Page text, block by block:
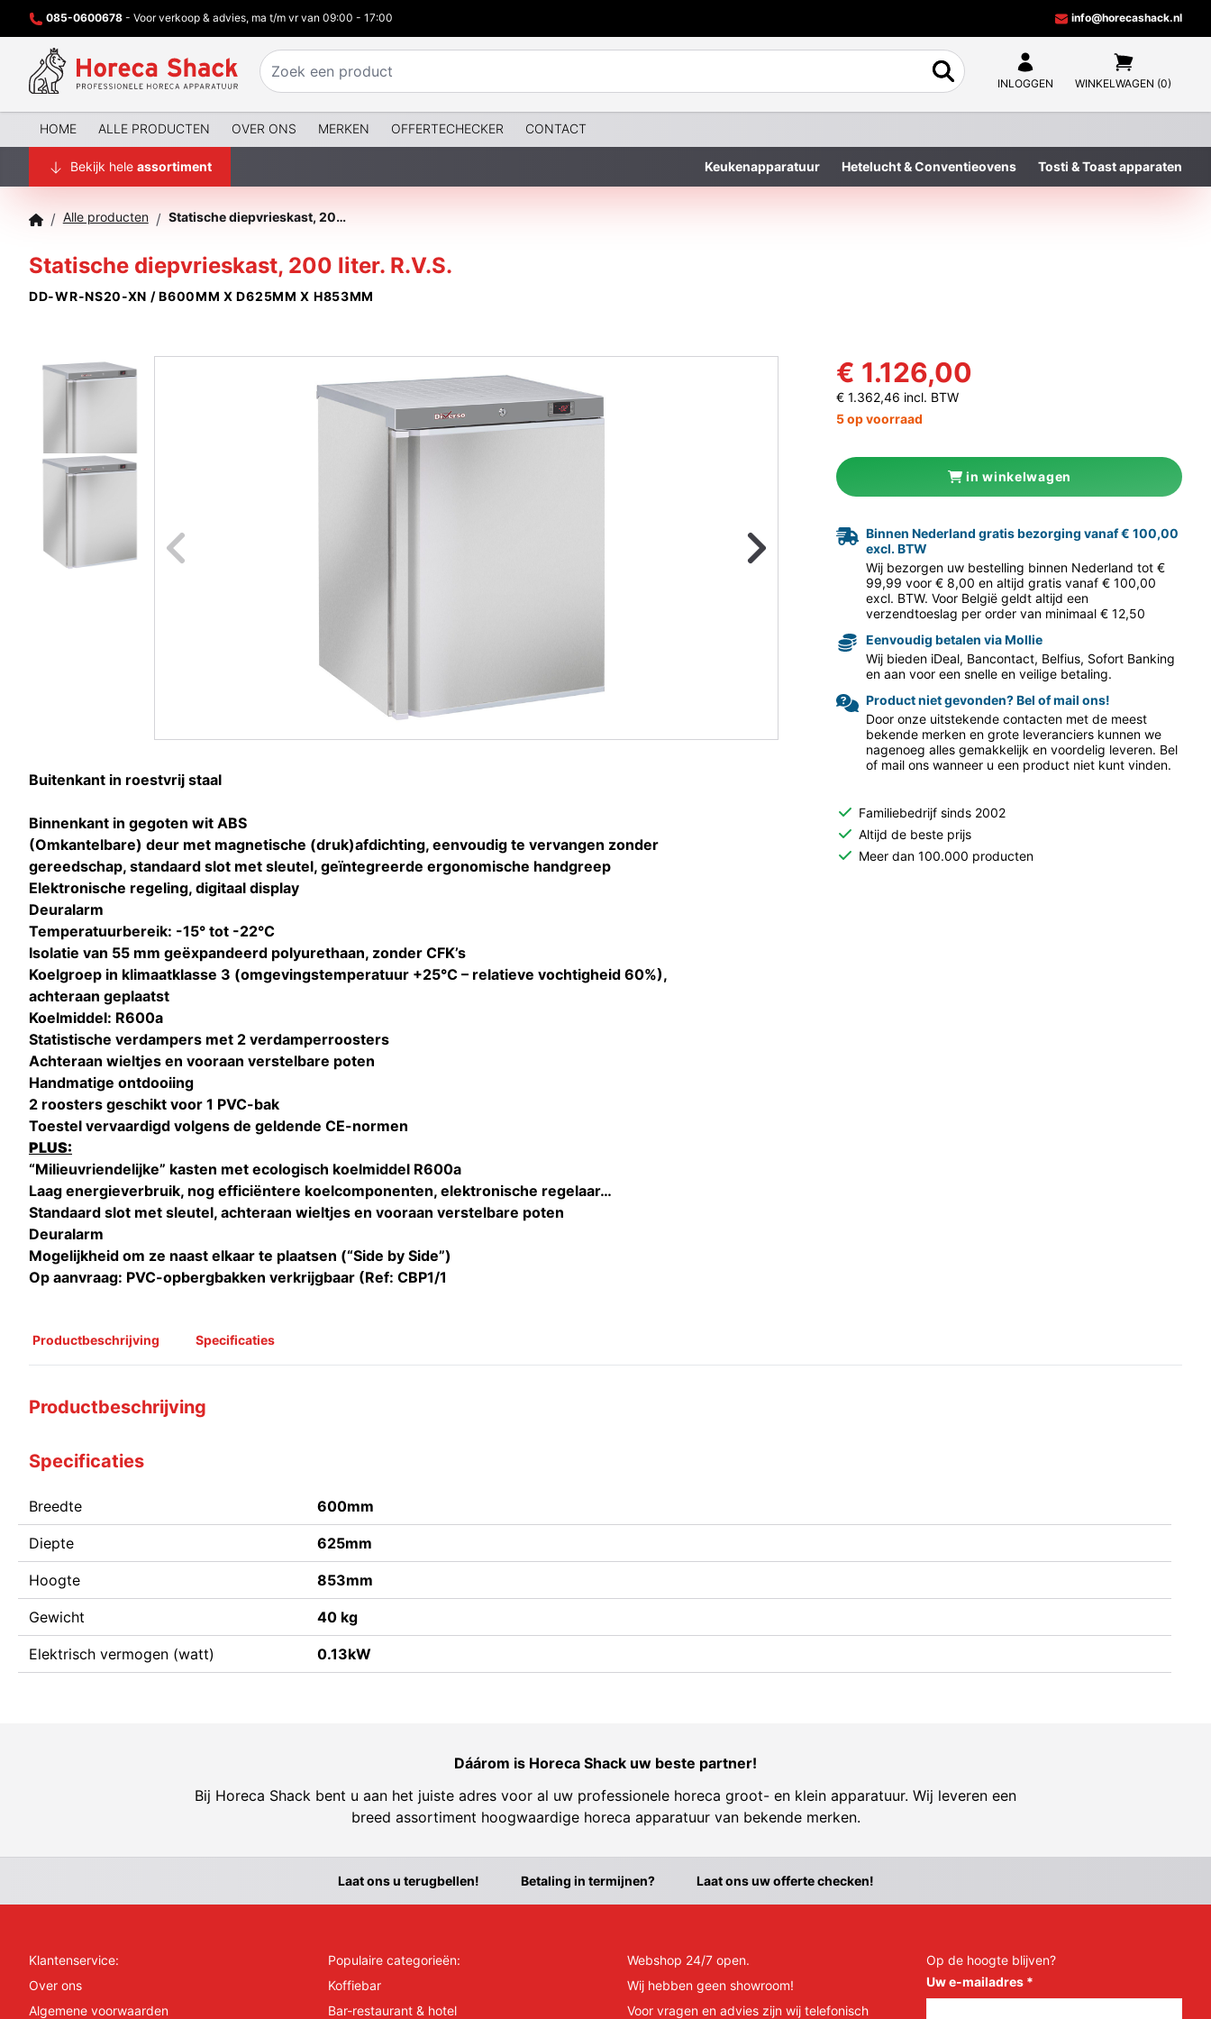
085-0600678 - Voor verkoop & advies, ma t/m vr van 09:00 - 17:00 info@horecashack.nl
INLOGGEN WINKELWAGEN (0)
HOME ALLE PRODUCTEN OVER ONS MERKEN OFFERTECHECKER CONTACT
Bekijk hele assortiment Keukenapparatuur Hetelucht & Conventieovens Tosti & Toast apparaten
/ Alle producten / Statische diepvrieskast, 200 liter. R.V.S.
Statische diepvrieskast, 200 liter. R.V.S.
DD-WR-NS20-XN / B600MM X D625MM X H853MM
Naar vorige foto Naar volgende
Buitenkant in roestvrij staal
Binnenkant in gegoten wit ABS
(Omkantelbare) deur met magnetische (druk)afdichting, eenvoudig te vervangen zonder
gereedschap, standaard slot met sleutel, geïntegreerde ergonomische handgreep
Elektronische regeling, digitaal display
Deuralarm
Temperatuurbereik: -15° tot -22°C
Isolatie van 55 mm geëxpandeerd polyurethaan, zonder CFK’s
Koelgroep in klimaatklasse 3 (omgevingstemperatuur +25°C – relatieve vochtigheid 60%),
achteraan geplaatst
Koelmiddel: R600a
Statistische verdampers met 2 verdamperroosters
Achteraan wieltjes en vooraan verstelbare poten
Handmatige ontdooiing
2 roosters geschikt voor 1 PVC-bak
Toestel vervaardigd volgens de geldende CE-normen
PLUS:
“Milieuvriendelijke” kasten met ecologisch koelmiddel R600a
Laag energieverbruik, nog efficiëntere koelcomponenten, elektronische regelaar…
Standaard slot met sleutel, achteraan wieltjes en vooraan verstelbare poten
Deuralarm
Mogelijkheid om ze naast elkaar te plaatsen (“Side by Side”)
Op aanvraag: PVC-opbergbakken verkrijgbaar (Ref: CBP1/1
€ 1.126,00
€ 1.362,46 incl. BTW
5 op voorraad
in winkelwagen
Binnen Nederland gratis bezorging vanaf € 100,00
excl. BTW
Wij bezorgen uw bestelling binnen Nederland tot €
99,99 voor € 8,00 en altijd gratis vanaf € 100,00
excl. BTW. Voor België geldt altijd een
verzendtoeslag per order van minimaal € 12,50
Eenvoudig betalen via Mollie
Wij bieden iDeal, Bancontact, Belfius, Sofort Banking
en aan voor een snelle en veilige betaling.
Product niet gevonden? Bel of mail ons!
Door onze uitstekende contacten met de meest
bekende merken en grote leveranciers kunnen we
nagenoeg alles gemakkelijk en voordelig leveren. Bel
of mail ons wanneer u een product niet kunt vinden.
Familiebedrijf sinds 2002
Altijd de beste prijs
Meer dan 100.000 producten
Productbeschrijving Specificaties
Productbeschrijving
Specificaties
Breedte 600mm
Diepte 625mm
Hoogte 853mm
Gewicht 40 kg
Elektrisch vermogen (watt) 0.13kW
Dáárom is Horeca Shack uw beste partner!
Bij Horeca Shack bent u aan het juiste adres voor al uw professionele horeca groot- en klein apparatuur. Wij leveren een
breed assortiment hoogwaardige horeca apparatuur van bekende merken.
Laat ons u terugbellen! Betaling in termijnen? Laat ons uw offerte checken!
Klantenservice:
Over ons
Algemene voorwaarden
Populaire categorieën:
Koffiebar
Bar-restaurant & hotel
Webshop 24/7 open.
Wij hebben geen showroom!
Voor vragen en advies zijn wij telefonisch
Op de hoogte blijven?
Uw e-mailadres *